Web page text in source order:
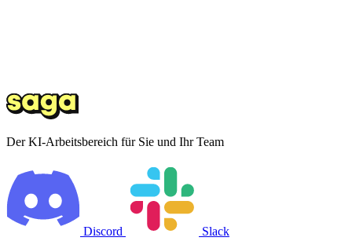
Der KI-Arbeitsbereich für Sie und Ihr Team
Discord Slack